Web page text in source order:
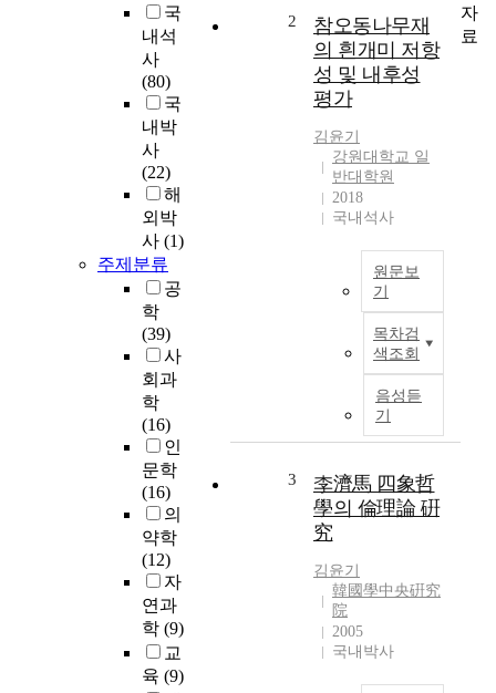
국
내석
사
(80)
국
내박
사
(22)
해
외박
사 (1)
주제분류
공
학
(39)
사
회과
학
(16)
인
문학
(16)
의
약학
(12)
자
연과
학 (9)
교
육 (9)
2
참오동나무재
의 흰개미 저항
성 및 내후성
평가
김윤기
강원대학교 일
반대학원
2018
국내석사
원문보
기
목차검
색조회
음성듣
기
3
李濟馬 四象哲
學의 倫理論 硏
究
김윤기
韓國學中央硏究
院
2005
국내박사
자
료